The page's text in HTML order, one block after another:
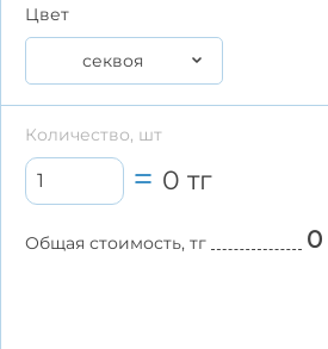
Цвет
секвоя
Количество, шт
0 тг
Общая стоимость, тг 0